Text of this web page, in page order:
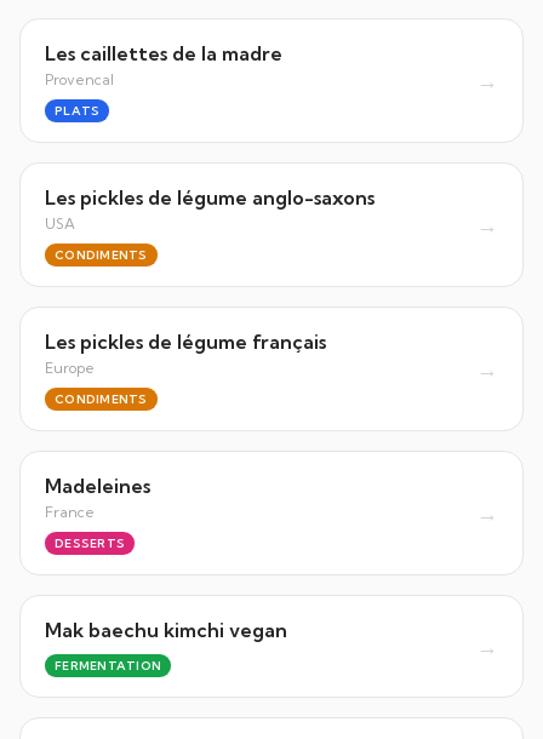
Les caillettes de la madre
Provencal
PLATS
→
Les pickles de légume anglo-saxons
USA
CONDIMENTS
→
Les pickles de légume français
Europe
CONDIMENTS
→
Madeleines
France
DESSERTS
→
Mak baechu kimchi vegan
FERMENTATION
→